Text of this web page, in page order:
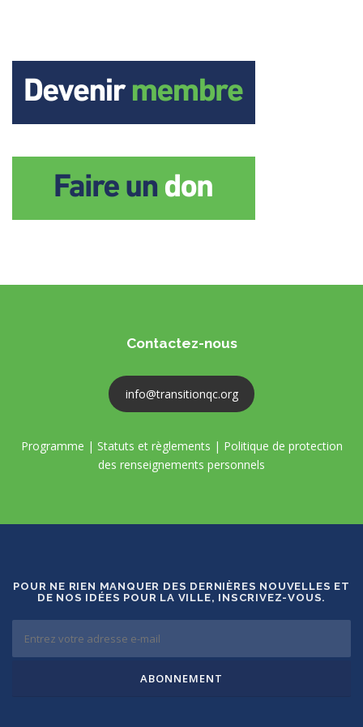
Contactez-nous
info@transitionqc.org
Programme | Statuts et règlements | Politique de protection
des renseignements personnels
POUR NE RIEN MANQUER DES DERNIÈRES NOUVELLES ET
DE NOS IDÉES POUR LA VILLE, INSCRIVEZ-VOUS.